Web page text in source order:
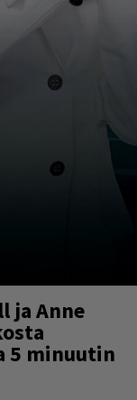
ja Anne
5 minuutin